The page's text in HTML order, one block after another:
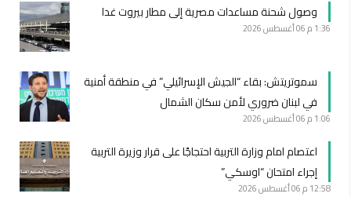
وصول شحنة مساعدات مصرية إلى مطار بيروت غدا
1:36 م 06 أغسطس 2026
سموتريتش: بقاء “الجيش الإسرائيلي” في منطقة أمنية
في لبنان ضروري لأمن سكان الشمال
1:06 م 06 أغسطس 2026
اعتصام امام وزارة التربية احتجاجًا على قرار وزيرة التربية
إجراء امتحان “اوسكي”
12:58 م 06 أغسطس 2026